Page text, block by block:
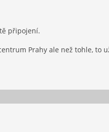
připojení.
Prahy ale než tohle, to